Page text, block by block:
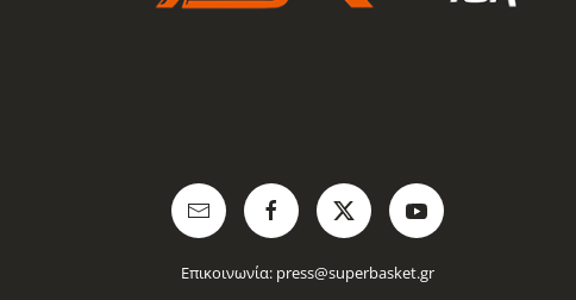
Επικοινωνία: press@superbasket.gr